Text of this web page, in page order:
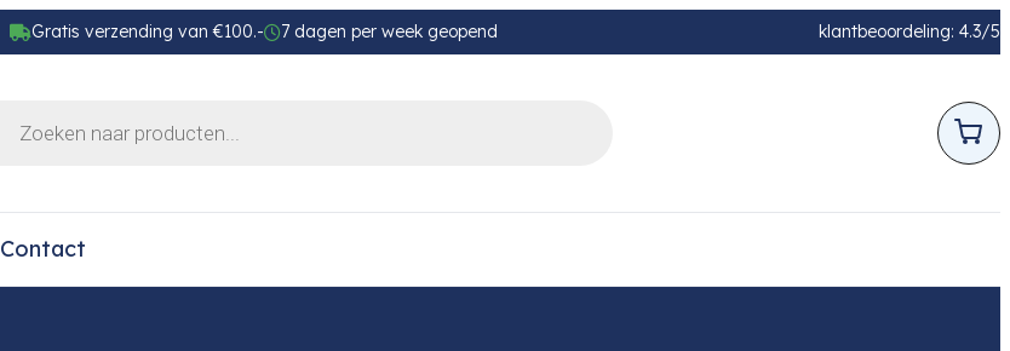
Gratis verzending van €100.- 7 dagen per week geopend klantbeoordeling: 4.3/5
Contact